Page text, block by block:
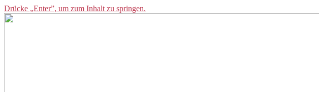
Drücke „Enter”, um zum Inhalt zu springen.